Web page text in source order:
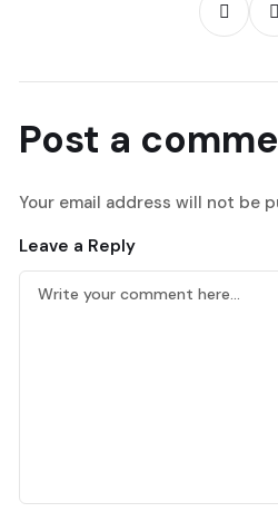
Post a
Your email address will not be
Leave a Reply